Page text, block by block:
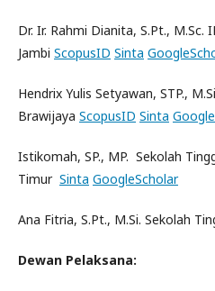
Dr. Ir. Rahmi Dianita, S.Pt., M.Sc.
Jambi ScopusID Sinta
Hendrix Yulis Setyawan, STP.,
Brawijaya ScopusID Sinta
Istikomah, SP., MP. Sekolah
Timur Sinta GoogleScholar
Ana Fitria, S.Pt., M.Si. Sekolah
Dewan Pelaksana: